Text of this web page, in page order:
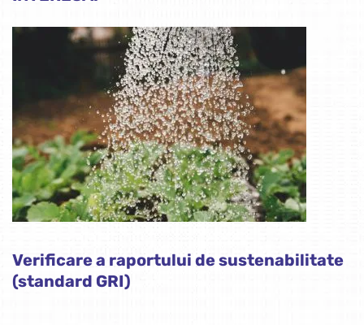
Verificare a raportului de sustenabilitate
(standard GRI)